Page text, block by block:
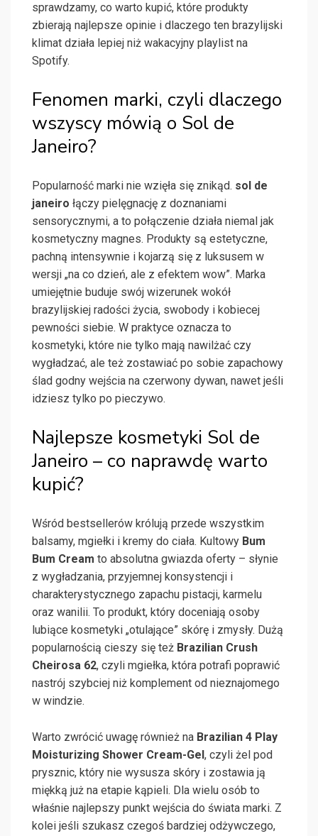
sprawdzamy, co warto kupić, które produkty
zbierają najlepsze opinie i dlaczego ten brazylijski
klimat działa lepiej niż wakacyjny playlist na
Spotify.
Fenomen marki, czyli dlaczego
wszyscy mówią o Sol de
Janeiro?
Popularność marki nie wzięła się znikąd. sol de
janeiro łączy pielęgnację z doznaniami
sensorycznymi, a to połączenie działa niemal jak
kosmetyczny magnes. Produkty są estetyczne,
pachną intensywnie i kojarzą się z luksusem w
wersji „na co dzień, ale z efektem wow”. Marka
umiejętnie buduje swój wizerunek wokół
brazylijskiej radości życia, swobody i kobiecej
pewności siebie. W praktyce oznacza to
kosmetyki, które nie tylko mają nawilżać czy
wygładzać, ale też zostawiać po sobie zapachowy
ślad godny wejścia na czerwony dywan, nawet jeśli
idziesz tylko po pieczywo.
Najlepsze kosmetyki Sol de
Janeiro – co naprawdę warto
kupić?
Wśród bestsellerów królują przede wszystkim
balsamy, mgiełki i kremy do ciała. Kultowy Bum
Bum Cream to absolutna gwiazda oferty – słynie
z wygładzania, przyjemnej konsystencji i
charakterystycznego zapachu pistacji, karmelu
oraz wanilii. To produkt, który doceniają osoby
lubiące kosmetyki „otulające” skórę i zmysły. Dużą
popularnością cieszy się też Brazilian Crush
Cheirosa 62, czyli mgiełka, która potrafi poprawić
nastrój szybciej niż komplement od nieznajomego
w windzie.
Warto zwrócić uwagę również na Brazilian 4 Play
Moisturizing Shower Cream-Gel , czyli żel pod
prysznic, który nie wysusza skóry i zostawia ją
miękką już na etapie kąpieli. Dla wielu osób to
właśnie najlepszy punkt wejścia do świata marki. Z
kolei jeśli szukasz czegoś bardziej odżywczego,